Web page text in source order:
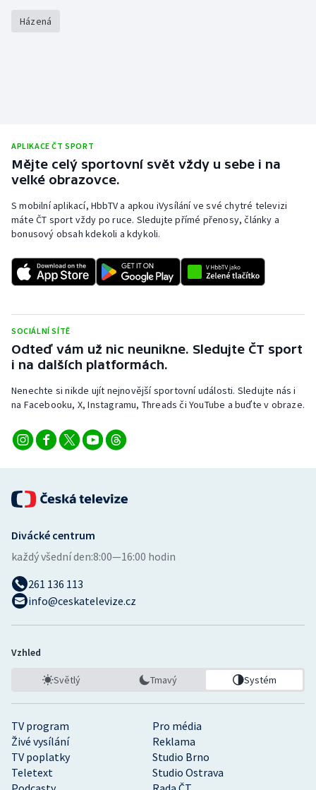
Ostatní
Házená
APLIKACE ČT SPORT
Mějte celý sportovní svět vždy u sebe i na
velké obrazovce.
S mobilní aplikací, HbbTV a apkou iVysílání ve své chytré televizi
máte ČT sport vždy po ruce. Sledujte přímé přenosy, články a
bonusový obsah kdekoli a kdykoli.
SOCIÁLNÍ SÍTĚ
Odteď vám už nic neunikne. Sledujte ČT sport
i na dalších platformách.
Nenechte si nikde ujít nejnovější sportovní události. Sledujte nás i
na Facebooku, X, Instagramu, Threads či YouTube a buďte v obraze.
TV program
Pro média
Živé vysílání
Reklama
TV poplatky
Studio Brno
Teletext
Studio Ostrava
Divácké centrum
každý všední den:8:00—16:00 hodin
261 136 113
info@ceskatelevize.cz
Vzhled
Světlý Tmavý Systém